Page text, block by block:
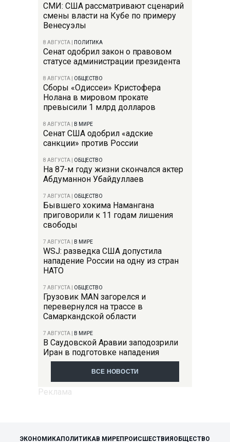
СМИ: США рассматривают сценарий
смены власти на Кубе по примеру
Венесуэлы
8 АВГУСТА ПОЛИТИКА
Сенат одобрил закон о правовом
статусе администрации президента
8 АВГУСТА ОБЩЕСТВО
Сборы «Одиссеи» Кристофера
Нолана в мировом прокате
превысили 1 млрд долларов
8 АВГУСТА В МИРЕ
Сенат США одобрил «адские
санкции» против России
8 АВГУСТА ОБЩЕСТВО
На 87-м году жизни скончался актер
Абдуманнон Убайдуллаев
7 АВГУСТА ОБЩЕСТВО
Бывшего хокима Намангана
приговорили к 11 годам лишения
свободы
7 АВГУСТА В МИРЕ
WSJ: разведка США допустила
нападение России на одну из стран
НАТО
7 АВГУСТА ОБЩЕСТВО
Грузовик MAN загорелся и
перевернулся на трассе в
Самаркандской области
7 АВГУСТА В МИРЕ
В Саудовской Аравии заподозрили
Иран в подготовке нападения
ВСЕ НОВОСТИ
ЭКОНОМИКАПОЛИТИКАВ МИРЕПРОИСШЕСТВИЯОБЩЕСТВО